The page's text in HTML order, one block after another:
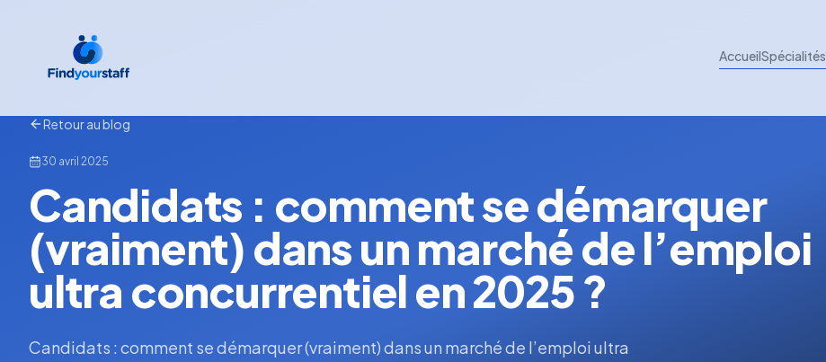
AccueilSpécialités
Retour au blog
30 avril 2025
Candidats : comment se démarquer
(vraiment) dans un marché de l’emploi
ultra concurrentiel en 2025 ?
Candidats : comment se démarquer (vraiment) dans un marché de l’emploi ultra